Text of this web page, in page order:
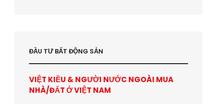
ĐẦU TƯ BẤT ĐỘNG SẢN
VIỆT KIỀU & NGƯỜI NƯỚC NGOÀI MUA
NHÀ/ĐẤT Ở VIỆT NAM